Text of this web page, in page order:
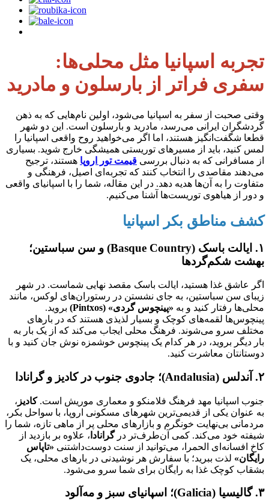
تجربه اسپانیا مثل محلی‌ها:
سفری فراتر از بارسلون و مادرید
وقتی صحبت از سفر به اسپانیا می‌شود، اولین نام‌هایی که به ذهن
گردشگران ایرانی می‌رسد، مادرید و بارسلون است. این دو شهر
قطعا شگفت‌انگیز هستند، اما اگر می‌خواهید روح واقعی اسپانیا را
لمس کنید، باید از مسیرهای توریستی همیشگی خارج شوید. بسیاری
از مسافرانی که به دنبال بررسی قیمت تور اروپا هستند، ترجیح
می‌دهند مقاصدی را انتخاب کنند که تجربه‌ای اصیل، فرهنگی و
متفاوت را به آن‌ها هدیه دهد. در این مقاله، شما را با اسپانیای واقعی
و دور از هیاهوی توریست‌ها آشنا می‌کنیم.
کشف مناطق بکر اسپانیا
۱. ایالت باسک (Basque Country) و سن سباستین؛
بهشت شکم‌گردها
اگر عاشق غذا هستید، ایالت باسک مقصد نهایی شماست. در شهر
زیبای سن سباستین، به جای نشستن در رستوران‌های لوکس، مانند
محلی‌ها رفتار کنید و به «پینچوس گردی» (Pintxos)
بروید.
پینچوس‌ها لقمه‌های کوچک و بسیار لذیذی هستند که در بارهای
مختلف سرو می‌شوند. فرهنگ محلی ایجاب می‌کند که از یک بار به
بار دیگر بروید، در هر کدام یک پینچوس خوشمزه نوش جان کنید و با
دوستانتان معاشرت کنید.
۲. آندلس (Andalusia)؛ جادوی جنوب در کادیز و گرانادا
جنوب اسپانیا مهد فرهنگ فلامنکو و معماری موریش است.کادیز ،
به عنوان یکی از قدیمی‌ترین شهرهای مسکونی اروپا، با سواحل بکر،
مردمانی بی‌نهایت خونگرم و بازارهای محلی پر از ماهی تازه، شما را
شیفته خود می‌کند. کمی آن‌طرف‌تر درگرانادا ، علاوه بر بازدید از
کاخ افسانه‌ای الحمرا، می‌توانید از سنت دوست‌داشتنی «تاپاس
رایگان» لذت ببرید؛ با سفارش هر نوشیدنی در بارهای محلی، یک
بشقاب کوچک غذا به رایگان برای شما سرو می‌شود.
۳. گالیسیا (Galicia)؛ اسپانیای سبز و مه‌آلود